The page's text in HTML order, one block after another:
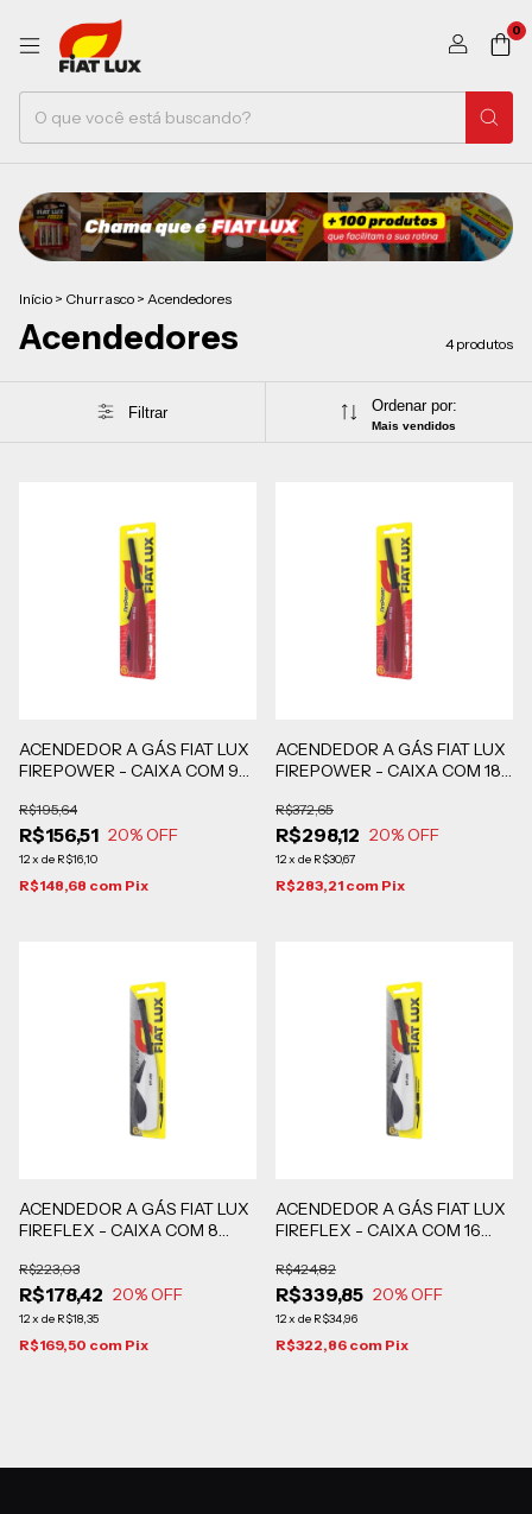
0
Início > Churrasco > Acendedores
Acendedores 4 produtos
Filtrar Ordenar por:
Mais vendidos
ACENDEDOR A GÁS FIAT LUX
FIREPOWER - CAIXA COM 9
R$156,51
R$195,64
20% OFF
12x de R$16,10
R$148,68 com Pix
ACENDEDOR A GÁS FIAT LUX
FIREPOWER - CAIXA COM 18
R$298,12
R$372,65
20% OFF
12x de R$30,67
R$283,21 com Pix
ACENDEDOR A GÁS FIAT LUX
FIREFLEX - CAIXA COM 8
R$178,42
R$223,03
20% OFF
12x de R$18,35
R$169,50 com Pix
ACENDEDOR A GÁS FIAT LUX
FIREFLEX - CAIXA COM 16
R$339,85
R$424,82
20% OFF
12x de R$34,96
R$322,86 com Pix